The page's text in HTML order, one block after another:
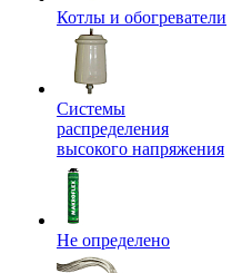
Котлы и обогреватели
Системы
распределения
высокого напряжения
Не определено